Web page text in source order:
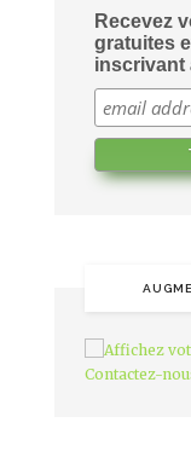
Recevez
gratuites
inscrivant